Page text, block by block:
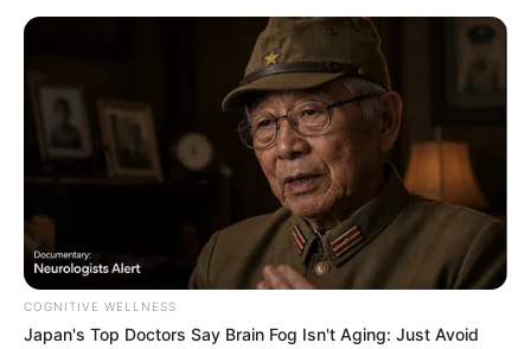
Categories
India
Astrology
International 475
health 463
Ajab Gajab 359
Politics
COGNITIVE WELLNESS
Japan's Top Doctors Say Bra​in Fo​g Isn't Aging: Just Avoid